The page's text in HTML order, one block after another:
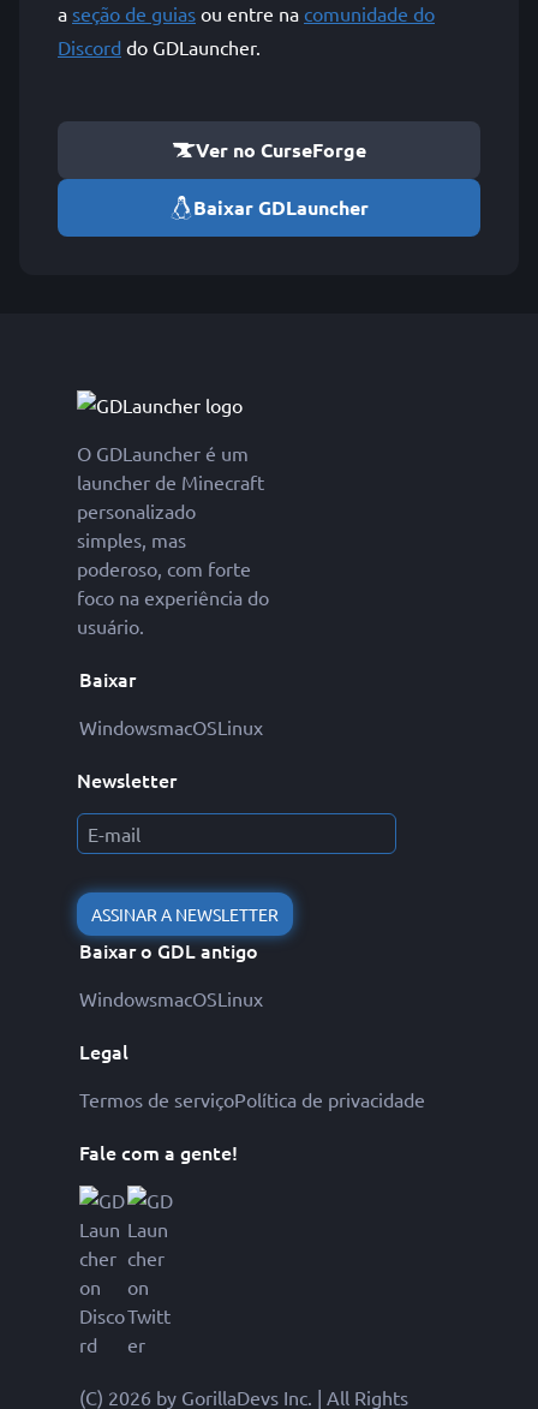
a seção de guias ou entre na comunidade do
Discord do GDLauncher.
Ver no CurseForge
Baixar GDLauncher
O GDLauncher é um
launcher de Minecraft
personalizado
simples, mas
poderoso, com forte
foco na experiência do
usuário.
Baixar
WindowsmacOSLinux
Newsletter
ASSINAR A NEWSLETTER
Baixar o GDL antigo
WindowsmacOSLinux
Legal
Termos de serviçoPolítica de privacidade
Fale com a gente!
(C) 2026 by GorillaDevs Inc. | All Rights